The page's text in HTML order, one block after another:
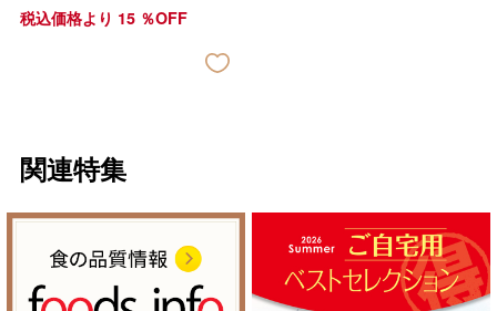
税込価格より 15％OFF
関連特集